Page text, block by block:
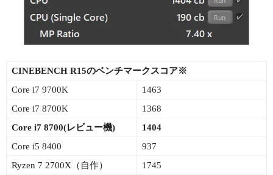
CINEBENCH R15のベンチマークスコア※
Core i7 9700K
1463
Core i7 8700K
1368
Core i7 8700(レビュー機)
1404
Core i5 8400
937
Ryzen 7 2700X（自作）
1745